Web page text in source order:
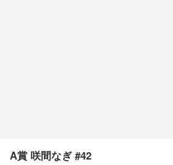
A賞 咲間なぎ #42